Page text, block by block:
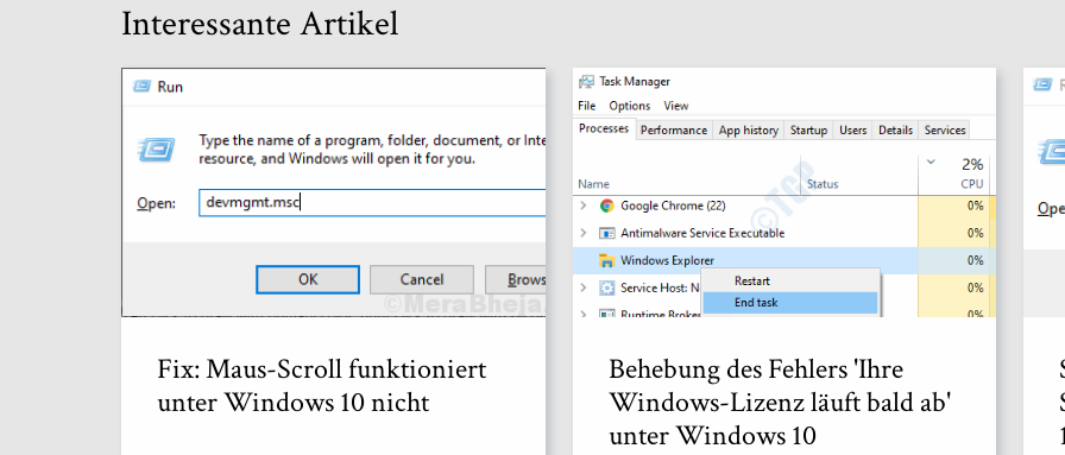
Interessante Artikel
Fix: Maus-Scroll funktioniert
unter Windows 10 nicht
Behebung des Fehlers 'Ihre
Windows-Lizenz läuft bald ab'
unter Windows 10